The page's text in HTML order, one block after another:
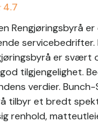
4.7
Rengjøringsbyrå
servicebedrifter.
er
tilgjengelighet.
verdier. Bunch-
tilbyr et bredt
renhold,